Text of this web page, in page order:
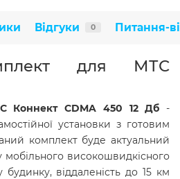
Відгуки 0 Питання-
для МТС
Коннект CDMA 450 12 Дб -
установки з готовим
комплект буде актуальний
високошвидкісного
будинку, віддаленість до 15 км